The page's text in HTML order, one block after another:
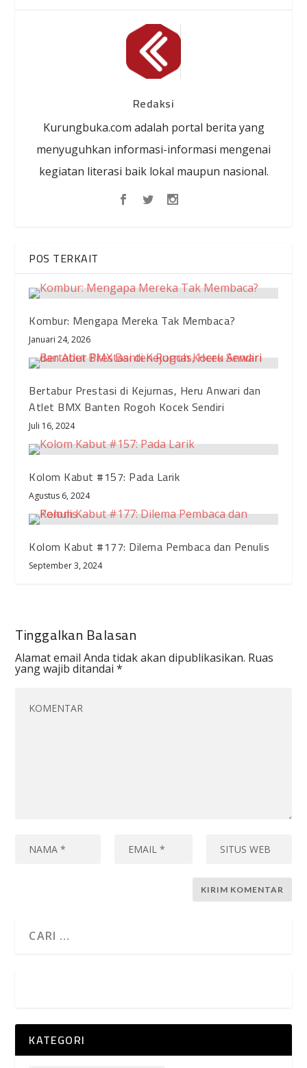
Redaksi
Kurungbuka.com adalah portal berita yang
menyuguhkan informasi-informasi mengenai
kegiatan literasi baik lokal maupun nasional.
POS TERKAIT
Kombur: Mengapa Mereka Tak Membaca?
Januari 24, 2026
Bertabur Prestasi di Kejurnas, Heru Anwari dan
Atlet BMX Banten Rogoh Kocek Sendiri
Juli 16, 2024
Kolom Kabut #157: Pada Larik
Agustus 6, 2024
Kolom Kabut #177: Dilema Pembaca dan Penulis
September 3, 2024
Tinggalkan Balasan
Alamat email Anda tidak akan dipublikasikan. Ruas
yang wajib ditandai*
KATEGORI